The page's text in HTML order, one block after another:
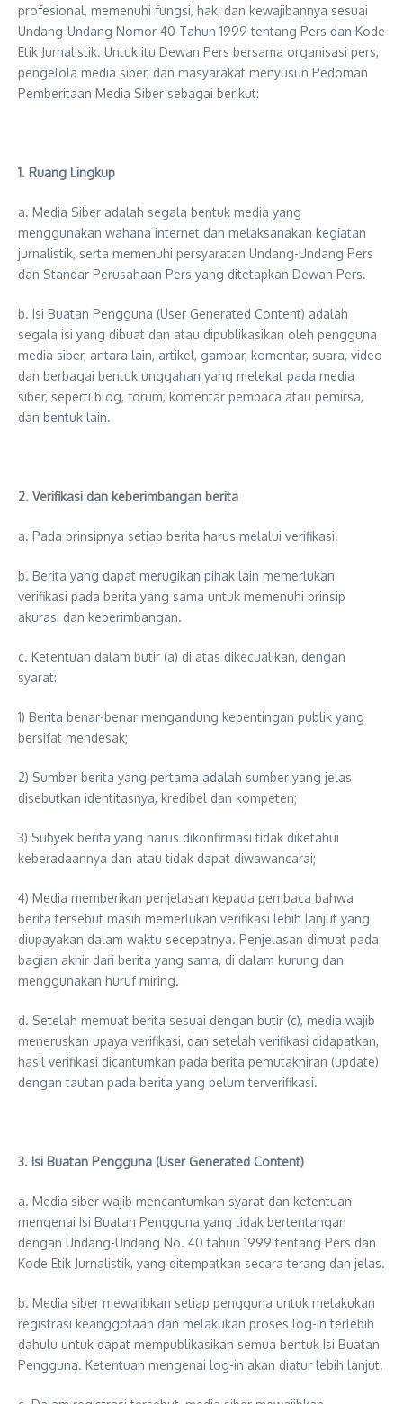
profesional, memenuhi fungsi, hak, dan kewajibannya sesuai
Undang-Undang Nomor 40 Tahun 1999 tentang Pers dan Kode
Etik Jurnalistik. Untuk itu Dewan Pers bersama organisasi pers,
pengelola media siber, dan masyarakat menyusun Pedoman
Pemberitaan Media Siber sebagai berikut:
1. Ruang Lingkup
a. Media Siber adalah segala bentuk media yang
menggunakan wahana internet dan melaksanakan kegiatan
jurnalistik, serta memenuhi persyaratan Undang-Undang Pers
dan Standar Perusahaan Pers yang ditetapkan Dewan Pers.
b. Isi Buatan Pengguna (User Generated Content) adalah
segala isi yang dibuat dan atau dipublikasikan oleh pengguna
media siber, antara lain, artikel, gambar, komentar, suara, video
dan berbagai bentuk unggahan yang melekat pada media
siber, seperti blog, forum, komentar pembaca atau pemirsa,
dan bentuk lain.
2. Verifikasi dan keberimbangan berita
a. Pada prinsipnya setiap berita harus melalui verifikasi.
b. Berita yang dapat merugikan pihak lain memerlukan
verifikasi pada berita yang sama untuk memenuhi prinsip
akurasi dan keberimbangan.
c. Ketentuan dalam butir (a) di atas dikecualikan, dengan
syarat:
1) Berita benar-benar mengandung kepentingan publik yang
bersifat mendesak;
2) Sumber berita yang pertama adalah sumber yang jelas
disebutkan identitasnya, kredibel dan kompeten;
3) Subyek berita yang harus dikonfirmasi tidak diketahui
keberadaannya dan atau tidak dapat diwawancarai;
4) Media memberikan penjelasan kepada pembaca bahwa
berita tersebut masih memerlukan verifikasi lebih lanjut yang
diupayakan dalam waktu secepatnya. Penjelasan dimuat pada
bagian akhir dari berita yang sama, di dalam kurung dan
menggunakan huruf miring.
d. Setelah memuat berita sesuai dengan butir (c), media wajib
meneruskan upaya verifikasi, dan setelah verifikasi didapatkan,
hasil verifikasi dicantumkan pada berita pemutakhiran (update)
dengan tautan pada berita yang belum terverifikasi.
3. Isi Buatan Pengguna (User Generated Content)
a. Media siber wajib mencantumkan syarat dan ketentuan
mengenai Isi Buatan Pengguna yang tidak bertentangan
dengan Undang-Undang No. 40 tahun 1999 tentang Pers dan
Kode Etik Jurnalistik, yang ditempatkan secara terang dan jelas.
b. Media siber mewajibkan setiap pengguna untuk melakukan
registrasi keanggotaan dan melakukan proses log-in terlebih
dahulu untuk dapat mempublikasikan semua bentuk Isi Buatan
Pengguna. Ketentuan mengenai log-in akan diatur lebih lanjut.